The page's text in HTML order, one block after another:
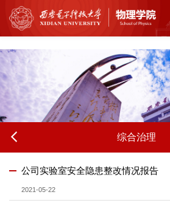
来利国际旗舰厅 - w66.
综合治理
公司实验室安全隐患整改情况报告
2021-05-22